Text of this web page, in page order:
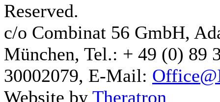
Reserved.
c/o Combinat 56 GmbH,
München, Tel.: + 49 (0) 89
30002079, E-Mail:
Website by Theratron